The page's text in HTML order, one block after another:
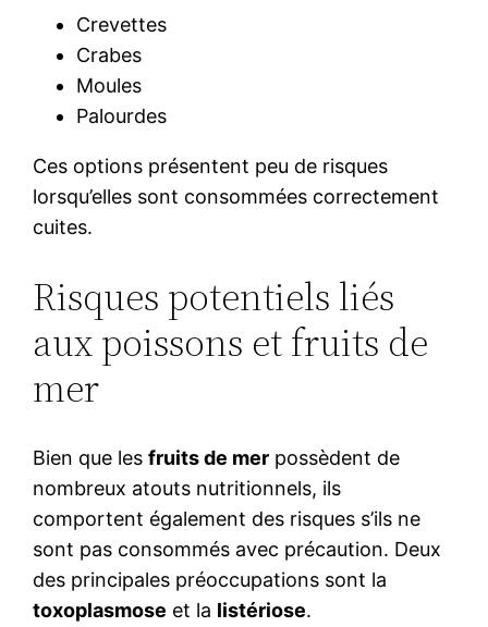
Crevettes
Crabes
Moules
Palourdes
Ces options présentent peu de risques
lorsqu’elles sont consommées correctement
cuites.
Risques potentiels liés
aux poissons et fruits de
mer
Bien que lesfruits de mer possèdent de
nombreux atouts nutritionnels, ils
comportent également des risques s’ils ne
sont pas consommés avec précaution. Deux
des principales préoccupations sont la
toxoplasmose et la listériose.